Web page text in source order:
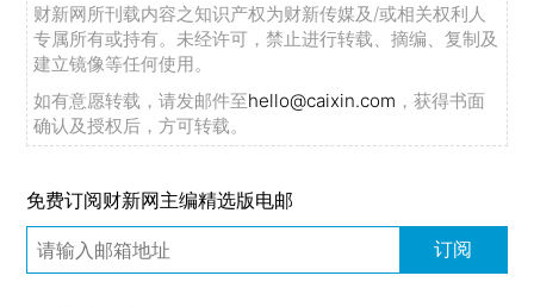
财新网所刊载内容之知识产权为财新传媒及/或相关权利人
专属所有或持有。未经许可，禁止进行转载、摘编、复制及
建立镜像等任何使用。
如有意愿转载，请发邮件至hello@caixin.com ，获得书面
确认及授权后，方可转载。
免费订阅财新网主编精选版电邮
订阅